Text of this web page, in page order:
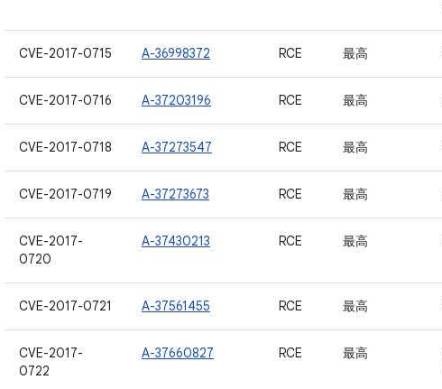
CVE-2017-0715 A-36998372 RCE 最高
CVE-2017-0716 A-37203196 RCE 最高
CVE-2017-0718 A-37273547 RCE 最高
CVE-2017-0719 A-37273673 RCE 最高
CVE-2017-
0720
A-37430213 RCE 最高
CVE-2017-0721 A-37561455 RCE 最高
CVE-2017-
0722
A-37660827 RCE 最高